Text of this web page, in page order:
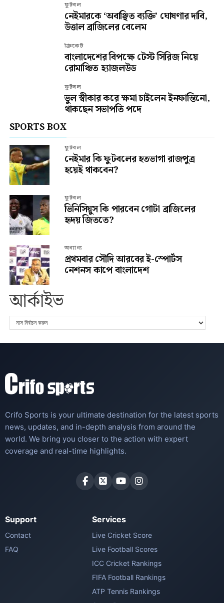
ফুটবল
নেইমারকে ‘অবাঞ্ছিত ব্যক্তি’ ঘোষণার দাবি,
উত্তাল ব্রাজিলের বেলেম
ক্রিকেট
বাংলাদেশের বিপক্ষে টেস্ট সিরিজ নিয়ে
রোমাঞ্চিত হ্যাজলউড
ফুটবল
ভুল স্বীকার করে ক্ষমা চাইলেন ইনফান্তিনো,
থাকছেন সভাপতি পদে
SPORTS BOX
ফুটবল
নেইমার কি ফুটবলের হতভাগা রাজপুত্র
হয়েই থাকবেন?
ফুটবল
ভিনিসিয়ুস কি পারবেন গোটা ব্রাজিলের
হৃদয় জিততে?
অন্যান্য
প্রথমবার সৌদি আরবের ই-স্পোর্টস
নেশনস কাপে বাংলাদেশ
আর্কাইভ
Crifo Sports is your ultimate destination for the latest sports
news, updates, and in-depth analysis from around the
world. We bring you closer to the action with expert
coverage and real-time highlights.
Support
Contact
FAQ
Services
Live Cricket Score
Live Football Scores
ICC Cricket Rankings
FIFA Football Rankings
ATP Tennis Rankings